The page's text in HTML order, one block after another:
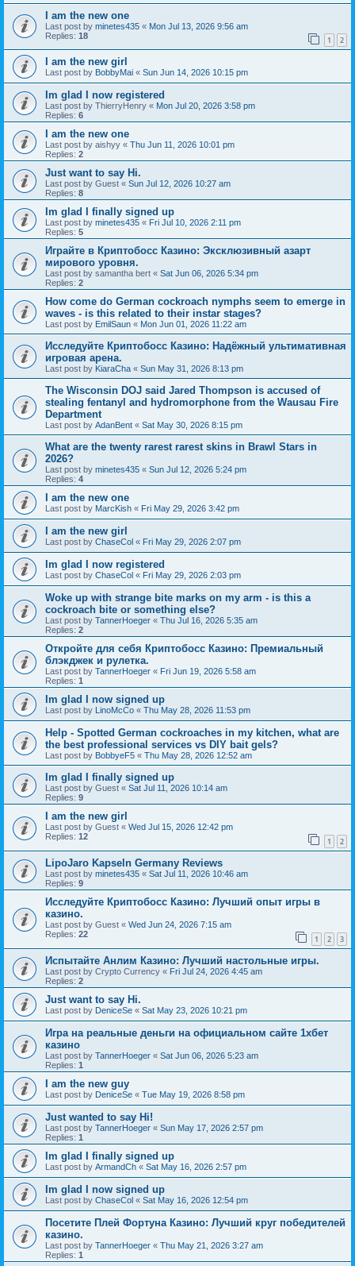
I am the new one
Last post by minetes435 « Mon Jul 13, 2026 9:56 am
Replies: 18 1 2
I am the new girl
Last post by BobbyMai « Sun Jun 14, 2026 10:15 pm
Im glad I now registered
Last post by ThierryHenry « Mon Jul 20, 2026 3:58 pm
Replies: 6
I am the new one
Last post by aishyy « Thu Jun 11, 2026 10:01 pm
Replies: 2
Just want to say Hi.
Last post by Guest « Sun Jul 12, 2026 10:27 am
Replies: 8
Im glad I finally signed up
Last post by minetes435 « Fri Jul 10, 2026 2:11 pm
Replies: 5
Играйте в Криптобосс Казино: Эксклюзивный азарт
мирового уровня.
Last post by samantha bert « Sat Jun 06, 2026 5:34 pm
Replies: 2
How come do German cockroach nymphs seem to emerge in
waves - is this related to their instar stages?
Last post by EmilSaun « Mon Jun 01, 2026 11:22 am
Исследуйте Криптобосс Казино: Надёжный ультимативная
игровая арена.
Last post by KiaraCha « Sun May 31, 2026 8:13 pm
The Wisconsin DOJ said Jared Thompson is accused of
stealing fentanyl and hydromorphone from the Wausau Fire
Department
Last post by AdanBent « Sat May 30, 2026 8:15 pm
What are the twenty rarest rarest skins in Brawl Stars in
2026?
Last post by minetes435 « Sun Jul 12, 2026 5:24 pm
Replies: 4
I am the new one
Last post by MarcKish « Fri May 29, 2026 3:42 pm
I am the new girl
Last post by ChaseCol « Fri May 29, 2026 2:07 pm
Im glad I now registered
Last post by ChaseCol « Fri May 29, 2026 2:03 pm
Woke up with strange bite marks on my arm - is this a
cockroach bite or something else?
Last post by TannerHoeger « Thu Jul 16, 2026 5:35 am
Replies: 2
Откройте для себя Криптобосс Казино: Премиальный
блэкджек и рулетка.
Last post by TannerHoeger « Fri Jun 19, 2026 5:58 am
Replies: 1
Im glad I now signed up
Last post by LinoMcCo « Thu May 28, 2026 11:53 pm
Help - Spotted German cockroaches in my kitchen, what are
the best professional services vs DIY bait gels?
Last post by BobbyeF5 « Thu May 28, 2026 12:52 am
Im glad I finally signed up
Last post by Guest « Sat Jul 11, 2026 10:14 am
Replies: 9
I am the new girl
Last post by Guest « Wed Jul 15, 2026 12:42 pm
Replies: 12 1 2
LipoJaro Kapseln Germany Reviews
Last post by minetes435 « Sat Jul 11, 2026 10:46 am
Replies: 9
Исследуйте Криптобосс Казино: Лучший опыт игры в
казино.
Last post by Guest « Wed Jun 24, 2026 7:15 am
Replies: 22 1 2 3
Испытайте Анлим Казино: Лучший настольные игры.
Last post by Crypto Currency « Fri Jul 24, 2026 4:45 am
Replies: 2
Just want to say Hi.
Last post by DeniceSe « Sat May 23, 2026 10:21 pm
Игра на реальные деньги на официальном сайте 1хбет
казино
Last post by TannerHoeger « Sat Jun 06, 2026 5:23 am
Replies: 1
I am the new guy
Last post by DeniceSe « Tue May 19, 2026 8:58 pm
Just wanted to say Hi!
Last post by TannerHoeger « Sun May 17, 2026 2:57 pm
Replies: 1
Im glad I finally signed up
Last post by ArmandCh « Sat May 16, 2026 2:57 pm
Im glad I now signed up
Last post by ChaseCol « Sat May 16, 2026 12:54 pm
Посетите Плей Фортуна Казино: Лучший круг победителей
казино.
Last post by TannerHoeger « Thu May 21, 2026 3:27 am
Replies: 1